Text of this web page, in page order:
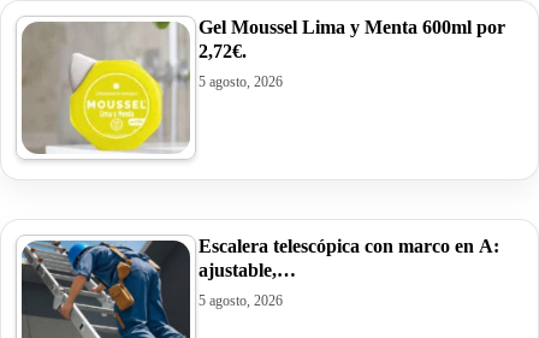
Gel Moussel Lima y Menta 600ml por
2,72€.
5 agosto, 2026
Escalera telescópica con marco en A:
ajustable,…
5 agosto, 2026